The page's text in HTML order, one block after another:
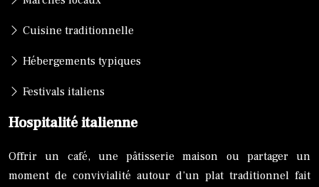
Cuisine traditionnelle
Hébergements typiques
Festivals italiens
Hospitalité italienne
Offrir un café, une pâtisserie maison ou partager un
moment de convivialité autour d’un plat traditionnel fait